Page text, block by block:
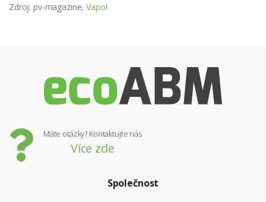
Zdroj: pv-magazine,Vapol
Máte otázky? Kontaktujte nás
Více zde
Společnost